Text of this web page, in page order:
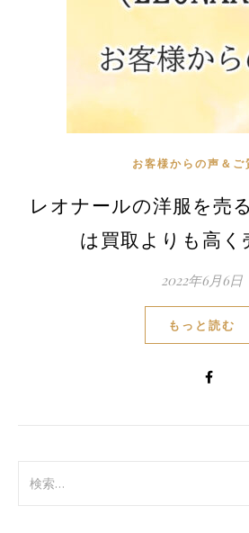
お客様からの声＆ご
レオナールの洋服を売
は買取よりも高く
2022年6月6日
もっと読む